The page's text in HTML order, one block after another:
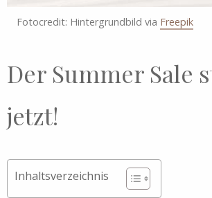
Fotocredit: Hintergrundbild via Freepik
Der Summer Sale
jetzt!
Inhaltsverzeichnis